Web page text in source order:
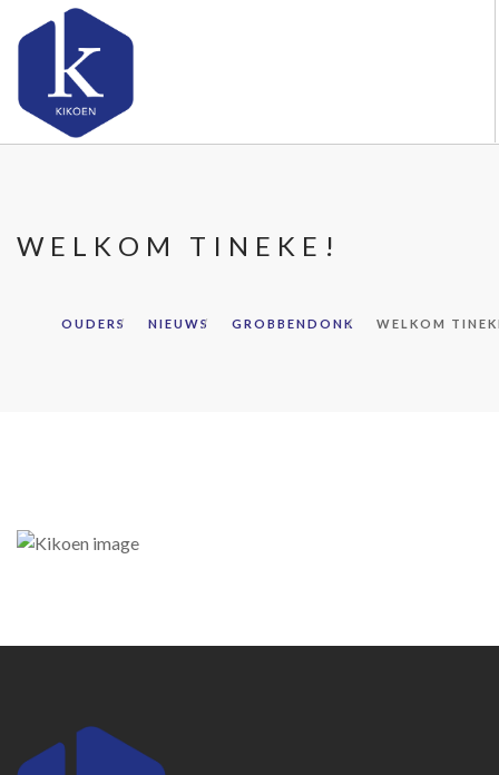
VACATURES
CONTACT
WELKOM TINEKE!
OUDERS NIEUWS GROBBENDONK WELKOM